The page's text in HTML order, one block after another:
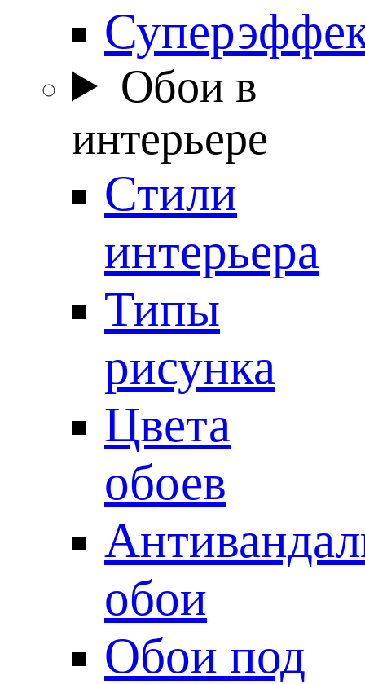
Обои в
интерьере
Стили
интерьера
Типы
рисунка
Цвета
обоев
обои
Обои под